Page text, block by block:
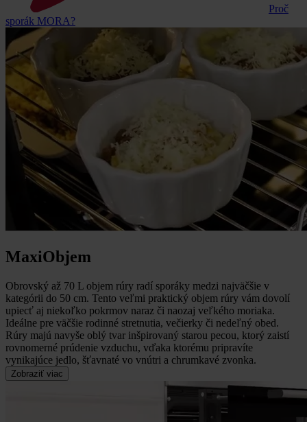
Proč
sporák MORA?
MaxiObjem
Obrovský až 70 L objem rúry radí sporáky medzi najväčšie v
kategórii do 50 cm. Tento veľmi praktický objem rúry vám dovolí
upiecť aj niekoľko pokrmov naraz či naozaj veľkého moriaka.
Ideálne pre väčšie rodinné stretnutia, večierky či nedeľný obed.
Rúry majú navyše oblý tvar inšpirovaný starou pecou, ktorý zaistí
rovnomerné prúdenie vzduchu, vďaka ktorému pripravíte
vynikajúce jedlo, šťavnaté vo vnútri a chrumkavé zvonka.
Zobraziť viac